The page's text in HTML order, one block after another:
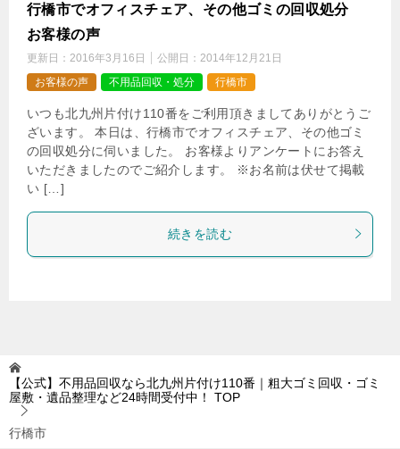
行橋市でオフィスチェア、その他ゴミの回収処分
お客様の声
更新日： 2016年3月16日 公開日： 2014年12月21日
お客様の声
不用品回収・処分 行橋市
いつも北九州片付け110番をご利用頂きましてありがとうご
ざいます。 本日は、行橋市でオフィスチェア、その他ゴミ
の回収処分に伺いました。 お客様よりアンケートにお答え
いただきましたのでご紹介します。 ※お名前は伏せて掲載
い […]
続きを読む
【公式】不用品回収なら北九州片付け110番｜粗大ゴミ回収・ゴミ
屋敷・遺品整理など24時間受付中！
TOP
行橋市